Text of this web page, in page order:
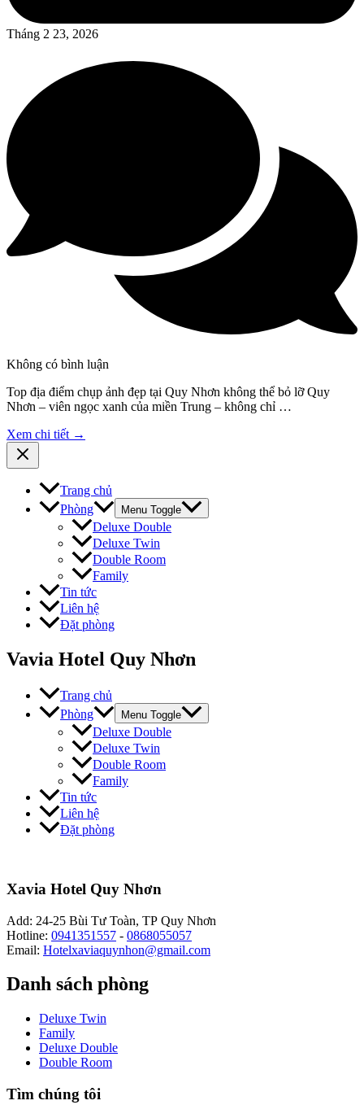
Tháng 2 23, 2026
Không có bình luận
Top địa điểm chụp ảnh đẹp tại Quy Nhơn không thể bỏ lỡ Quy
Nhơn – viên ngọc xanh của miền Trung – không chỉ …
Xem chi tiết →
Trang chủ
Phòng
Menu Toggle
Deluxe Double
Deluxe Twin
Double Room
Family
Tin tức
Liên hệ
Đặt phòng
Vavia Hotel Quy Nhơn
Trang chủ
Phòng
Menu Toggle
Deluxe Double
Deluxe Twin
Double Room
Family
Tin tức
Liên hệ
Đặt phòng
Xavia Hotel Quy Nhơn
Add: 24-25 Bùi Tư Toàn, TP Quy Nhơn
Hotline: 0941351557 - 0868055057
Email: Hotelxaviaquynhon@gmail.com
Danh sách phòng
Deluxe Twin
Family
Deluxe Double
Double Room
Tìm chúng tôi